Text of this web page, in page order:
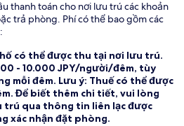
thanh toán cho nơi lưu trú các khoản
trả phòng. Phí có thể bao gồm các
có thể được thu tại nơi lưu trú.
- 10.000 JPY/người/đêm, tùy
mỗi đêm. Lưu ý: Thuế có thể được
Để biết thêm chi tiết, vui lòng
trú qua thông tin liên lạc được
xác nhận đặt phòng.